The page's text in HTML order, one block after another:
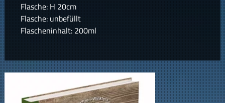
Flasche: H 20cm
Flasche: unbefüllt
Flascheninhalt: 200ml